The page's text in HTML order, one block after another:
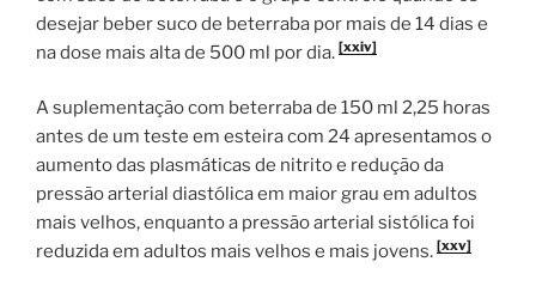
desejar beber suco de beterraba por mais de 14 dias e
na dose mais alta de 500 ml por dia. [xxiv]
A suplementação com beterraba de 150 ml 2,25 horas
antes de um teste em esteira com 24 apresentamos o
aumento das plasmáticas de nitrito e redução da
pressão arterial diastólica em maior grau em adultos
mais velhos, enquanto a pressão arterial sistólica foi
reduzida em adultos mais velhos e mais jovens. [xxv]